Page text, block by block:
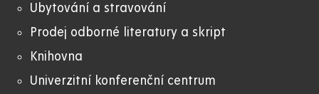
Ubytování a stravování
Prodej odborné literatury a skript
Knihovna
Univerzitní konferenční centrum